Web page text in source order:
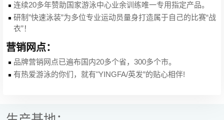
连续20多年赞助国家游泳中心业余训练唯一专用指定产品。
研制”快速泳装”为多位专业运动员量身打造属于自己的比赛“战
衣”！
营销网点：
品牌营销网点已遍布国内20多个省，300多个市。
有热爱游泳的你们，就有"YINGFA/英发”的贴心相伴!